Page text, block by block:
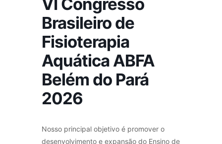
VI Congresso
Brasileiro de
Fisioterapia
Aquática ABFA
Belém do Pará
2026
Nosso principal objetivo é promover o
desenvolvimento e expansão do Ensino de